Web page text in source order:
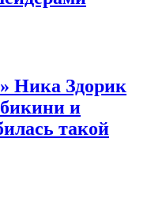
Ника Здорик
и
такой